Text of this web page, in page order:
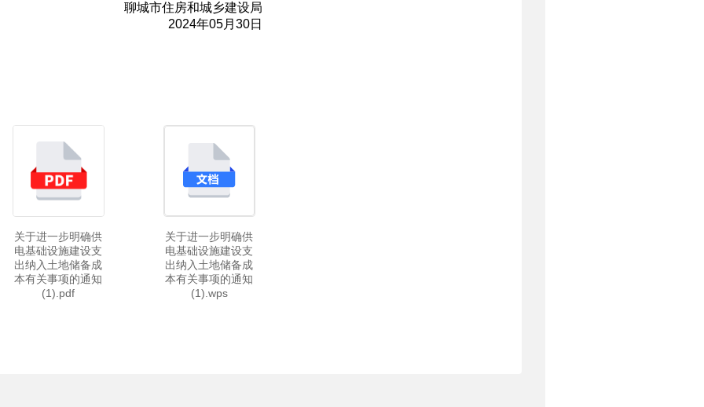
聊城市住房和城乡建设局
2024年05月30日
关于进一步明确供
电基础设施建设支
出纳入土地储备成
本有关事项的通知
(1).pdf
关于进一步明确供
电基础设施建设支
出纳入土地储备成
本有关事项的通知
(1).wps